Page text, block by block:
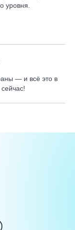
уровня.
— и всё это в